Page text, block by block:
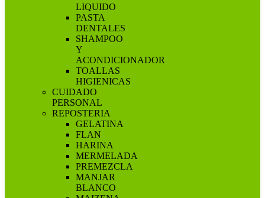
LIQUIDO
PASTA
DENTALES
SHAMPOO
Y
ACONDICIONADOR
TOALLAS
HIGIENICAS
CUIDADO
PERSONAL
REPOSTERIA
GELATINA
FLAN
HARINA
MERMELADA
PREMEZCLA
MANJAR
BLANCO